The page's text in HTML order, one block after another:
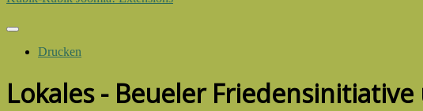
Drucken
Lokales - Beueler